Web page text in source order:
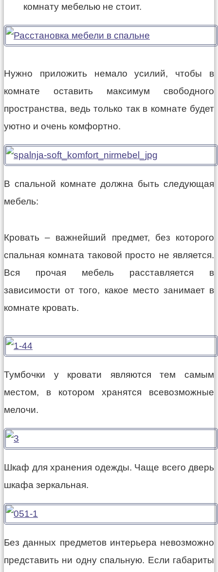
комнату мебелью не стоит.
Нужно приложить немало усилий, чтобы в
комнате оставить максимум свободного
пространства, ведь только так в комнате будет
уютно и очень комфортно.
В спальной комнате должна быть следующая
мебель:
Кровать – важнейший предмет, без которого
спальная комната таковой просто не является.
Вся прочая мебель расставляется в
зависимости от того, какое место занимает в
комнате кровать.
Тумбочки у кровати являются тем самым
местом, в котором хранятся всевозможные
мелочи.
Шкаф для хранения одежды. Чаще всего дверь
шкафа зеркальная.
Без данных предметов интерьера невозможно
представить ни одну спальную. Если габариты